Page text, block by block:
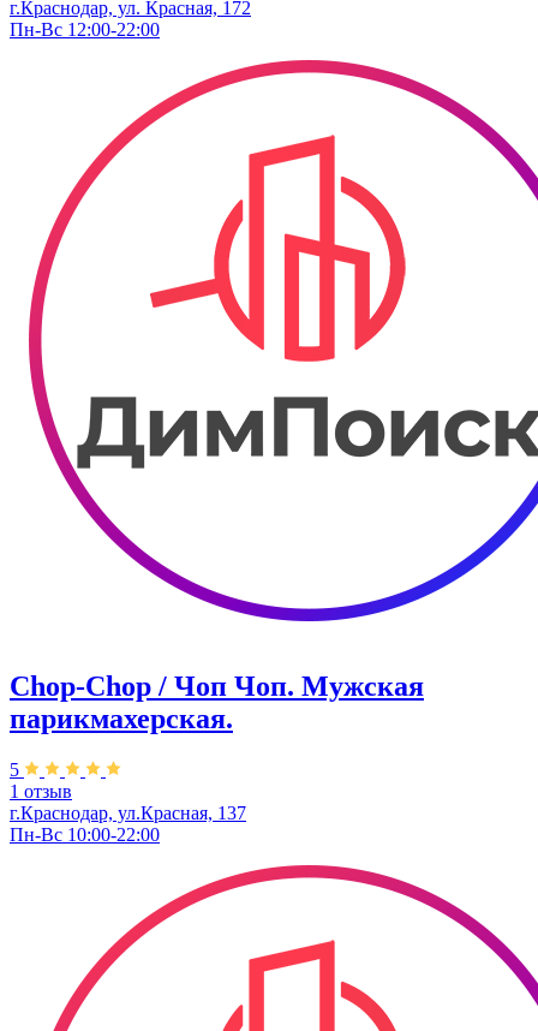
г.Краснодар, ул. ​Красная, 172
Пн-Вс 12:00-22:00
Chop-Chop / Чоп Чоп. ​Мужская
парикмахерская.
5
1 отзыв
г.Краснодар, ул.​Красная, 137
Пн-Вс 10:00-22:00